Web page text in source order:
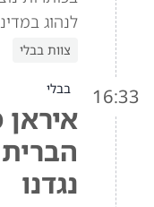
לנהוג
צוות בבלי
16:33 בבלי
נגדנו